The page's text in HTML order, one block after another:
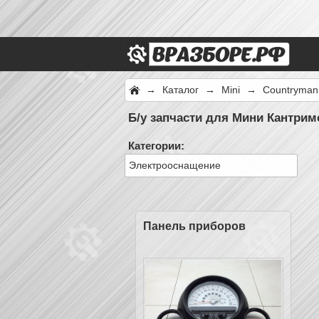
→ Каталог → Mini →
Б/у запчасти для Мини
Категории:
Электрооснащение
Панель приборов